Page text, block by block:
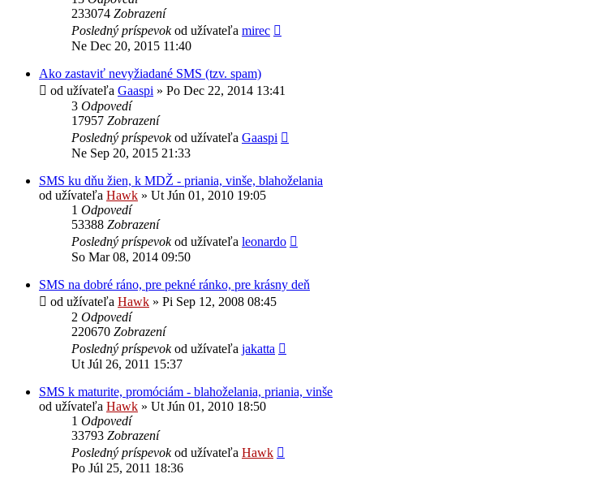
233074 Zobrazení
Posledný príspevokod užívateľa mirec
Ne Dec 20, 2015 11:40
Ako zastaviť nevyžiadané SMS (tzv. spam)
od užívateľa Gaaspi » Po Dec 22, 2014 13:41
3 Odpovedí
17957 Zobrazení
Posledný príspevokod užívateľa Gaaspi
Ne Sep 20, 2015 21:33
SMS ku dňu žien, k MDŽ - priania, vinše, blahoželania
od užívateľa Hawk » Ut Jún 01, 2010 19:05
1 Odpovedí
53388 Zobrazení
Posledný príspevokod užívateľa leonardo
So Mar 08, 2014 09:50
SMS na dobré ráno, pre pekné ránko, pre krásny deň
od užívateľa Hawk » Pi Sep 12, 2008 08:45
2 Odpovedí
220670 Zobrazení
Posledný príspevokod užívateľa jakatta
Ut Júl 26, 2011 15:37
SMS k maturite, promóciám - blahoželania, priania, vinše
od užívateľa Hawk » Ut Jún 01, 2010 18:50
1 Odpovedí
33793 Zobrazení
Posledný príspevokod užívateľa Hawk
Po Júl 25, 2011 18:36